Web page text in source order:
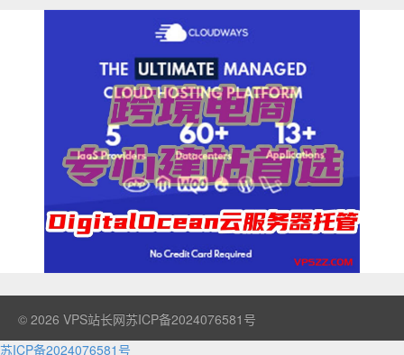
© 2026 VPS站长网苏ICP备2024076581号
苏ICP备2024076581号